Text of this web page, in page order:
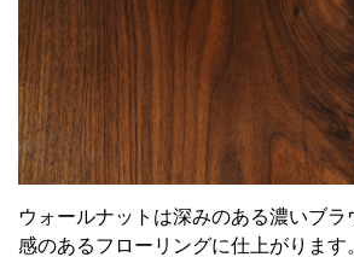
ウォールナットは深みのある濃いブラ
感のあるフローリングに仕上がります